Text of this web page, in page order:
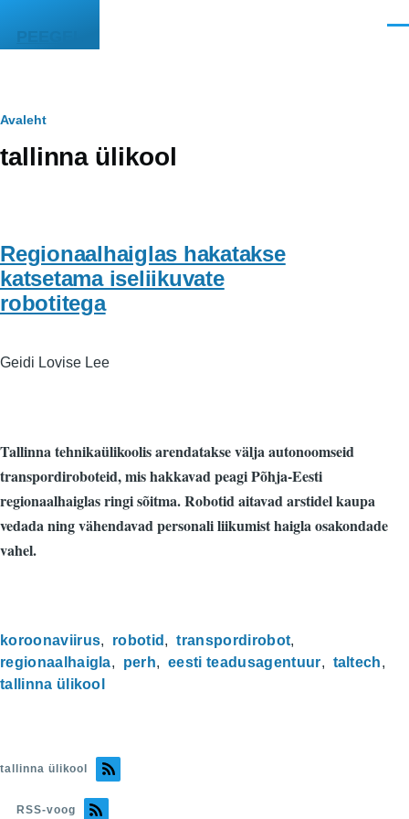
PEEGEL
Leivapuru
Avaleht
tallinna ülikool
Regionaalhaiglas hakatakse
katsetama iseliikuvate
robotitega
Geidi Lovise Lee
Tallinna tehnikaülikoolis arendatakse välja autonoomseid
transpordiroboteid, mis hakkavad peagi Põhja-Eesti
regionaalhaiglas ringi sõitma. Robotid aitavad arstidel kaupa
vedada ning vähendavad personali liikumist haigla osakondade
vahel.
koroonaviirus robotid
transpordirobot
regionaalhaigla
perh eesti teadusagentuur
taltech
tallinna ülikool
tallinna ülikool
RSS-voog